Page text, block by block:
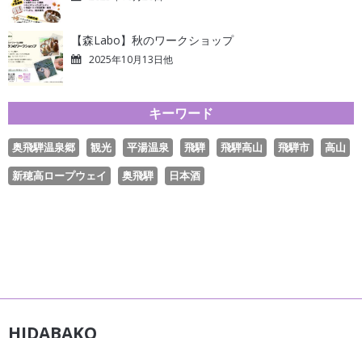
【森Labo】秋のワークショップ
2025年10月13日他
キーワード
奥飛騨温泉郷 観光 平湯温泉 飛騨 飛騨高山 飛騨市
高山
新穂高ロープウェイ
奥飛騨 日本酒
HIDABAKO